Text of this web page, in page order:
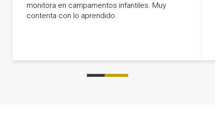
monitora en campamentos infantiles. Muy
contenta con lo aprendido.
0 1 2 3 4